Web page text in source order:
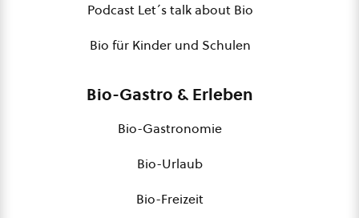
Podcast Let´s talk about Bio
Bio für Kinder und Schulen
Bio-Gastro & Erleben
Bio-Gastronomie
Bio-Urlaub
Bio-Freizeit